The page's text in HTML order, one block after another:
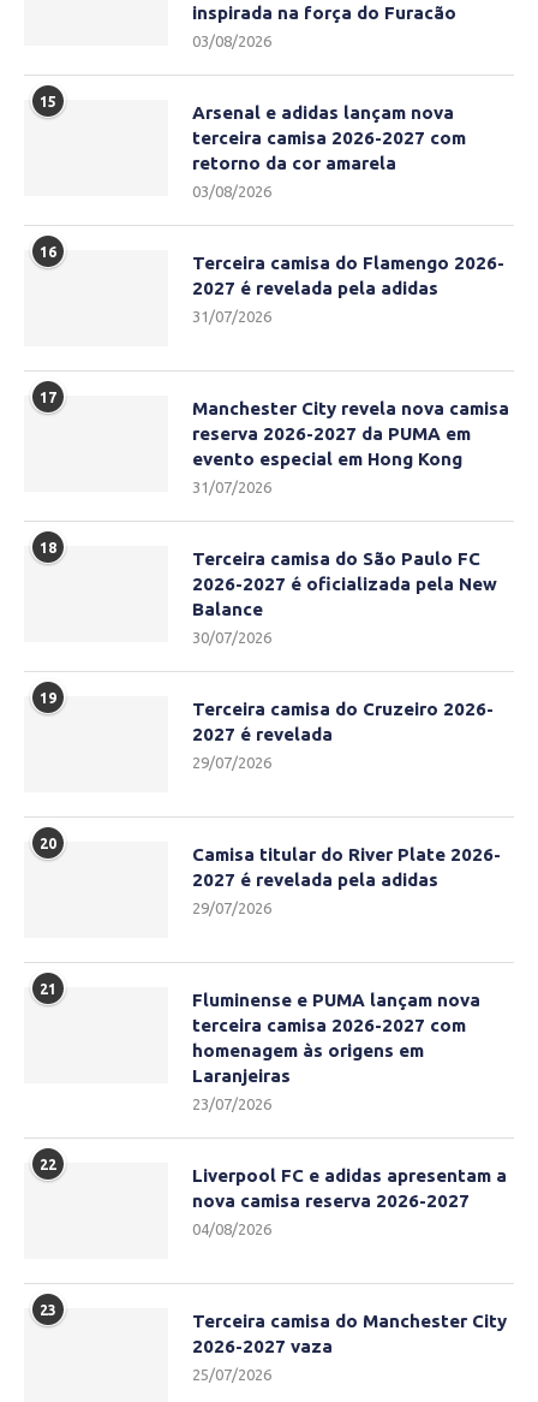
inspirada na força do Furacão
03/08/2026
15
Arsenal e adidas lançam nova
terceira camisa 2026-2027 com
retorno da cor amarela
03/08/2026
16
Terceira camisa do Flamengo 2026-
2027 é revelada pela adidas
31/07/2026
17
Manchester City revela nova camisa
reserva 2026-2027 da PUMA em
evento especial em Hong Kong
31/07/2026
18
Terceira camisa do São Paulo FC
2026-2027 é oficializada pela New
Balance
30/07/2026
19
Terceira camisa do Cruzeiro 2026-
2027 é revelada
29/07/2026
20
Camisa titular do River Plate 2026-
2027 é revelada pela adidas
29/07/2026
21
Fluminense e PUMA lançam nova
terceira camisa 2026-2027 com
homenagem às origens em
Laranjeiras
23/07/2026
22
Liverpool FC e adidas apresentam a
nova camisa reserva 2026-2027
04/08/2026
23
Terceira camisa do Manchester City
2026-2027 vaza
25/07/2026